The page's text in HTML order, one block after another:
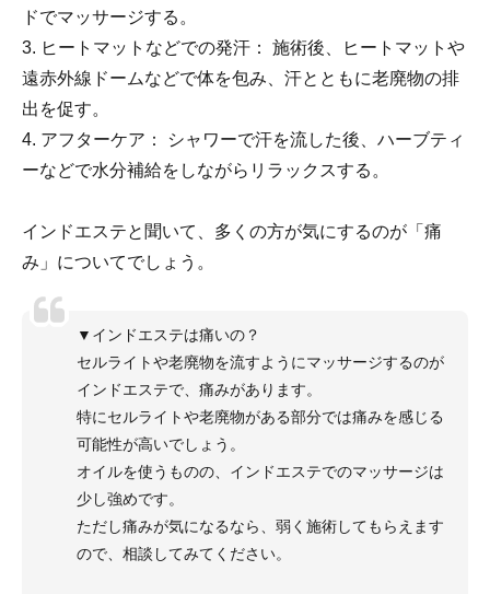
ドでマッサージする。
3. ヒートマットなどでの発汗： 施術後、ヒートマットや
遠赤外線ドームなどで体を包み、汗とともに老廃物の排
出を促す。
4. アフターケア： シャワーで汗を流した後、ハーブティ
ーなどで水分補給をしながらリラックスする。
インドエステと聞いて、多くの方が気にするのが「痛
み」についてでしょう。
▼インドエステは痛いの？
セルライトや老廃物を流すようにマッサージするのが
インドエステで、痛みがあります。
特にセルライトや老廃物がある部分では痛みを感じる
可能性が高いでしょう。
オイルを使うものの、インドエステでのマッサージは
少し強めです。
ただし痛みが気になるなら、弱く施術してもらえます
ので、相談してみてください。